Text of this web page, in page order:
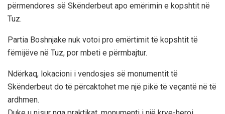
përmendores së Skënderbeut apo emërimin e kopshtit në
Tuz.
Partia Boshnjake nuk votoi pro emërtimit të kopshtit të
fëmijëve në Tuz, por mbeti e përmbajtur.
Ndërkaq, lokacioni i vendosjes së monumentit të
Skënderbeut do të përcaktohet me një pikë të veçantë në të
ardhmen.